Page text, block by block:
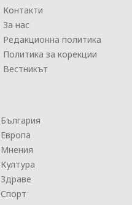
Контакти
За нас
Редакционна политика
Политика за корекции
Вестникът
България
Европа
Мнения
Култура
Здраве
Спорт